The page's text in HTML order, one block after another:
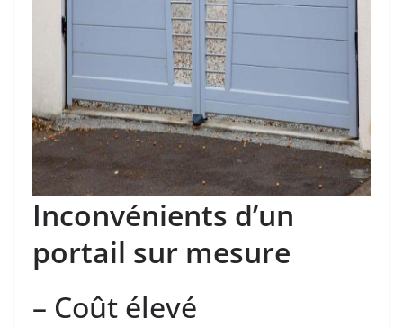
Inconvénients d’un
portail sur mesure
– Coût élevé